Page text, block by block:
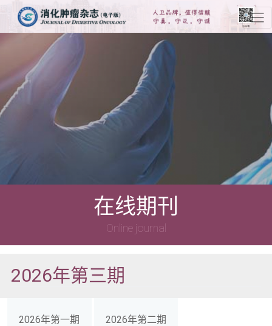
在线期刊
Online journal
2026年第三期
2026年第一期 2026年第二期